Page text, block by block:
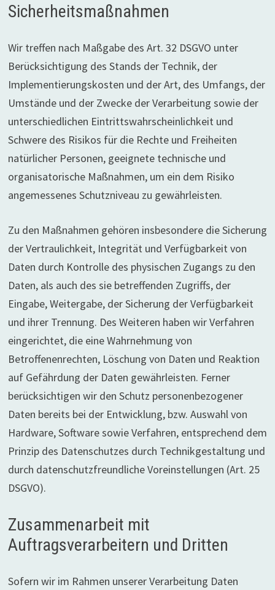
Sicherheitsmaßnahmen
Wir treffen nach Maßgabe des Art. 32 DSGVO unter
Berücksichtigung des Stands der Technik, der
Implementierungskosten und der Art, des Umfangs, der
Umstände und der Zwecke der Verarbeitung sowie der
unterschiedlichen Eintrittswahrscheinlichkeit und
Schwere des Risikos für die Rechte und Freiheiten
natürlicher Personen, geeignete technische und
organisatorische Maßnahmen, um ein dem Risiko
angemessenes Schutzniveau zu gewährleisten.
Zu den Maßnahmen gehören insbesondere die Sicherung
der Vertraulichkeit, Integrität und Verfügbarkeit von
Daten durch Kontrolle des physischen Zugangs zu den
Daten, als auch des sie betreffenden Zugriffs, der
Eingabe, Weitergabe, der Sicherung der Verfügbarkeit
und ihrer Trennung. Des Weiteren haben wir Verfahren
eingerichtet, die eine Wahrnehmung von
Betroffenenrechten, Löschung von Daten und Reaktion
auf Gefährdung der Daten gewährleisten. Ferner
berücksichtigen wir den Schutz personenbezogener
Daten bereits bei der Entwicklung, bzw. Auswahl von
Hardware, Software sowie Verfahren, entsprechend dem
Prinzip des Datenschutzes durch Technikgestaltung und
durch datenschutzfreundliche Voreinstellungen (Art. 25
DSGVO).
Zusammenarbeit mit
Auftragsverarbeitern und Dritten
Sofern wir im Rahmen unserer Verarbeitung Daten